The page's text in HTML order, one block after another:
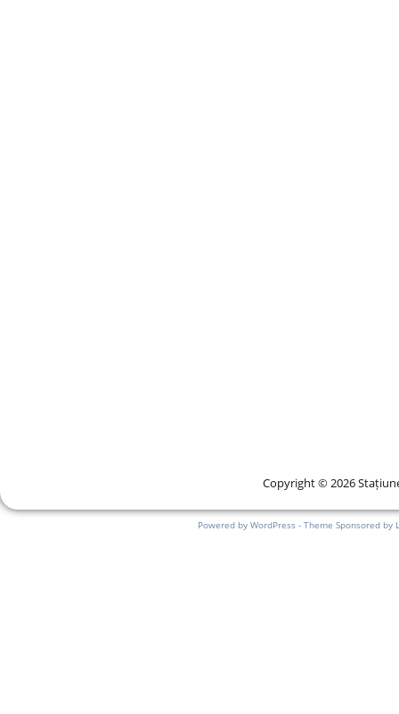
Copyright © 2026
Powered by WordPress - Theme Sponsored by